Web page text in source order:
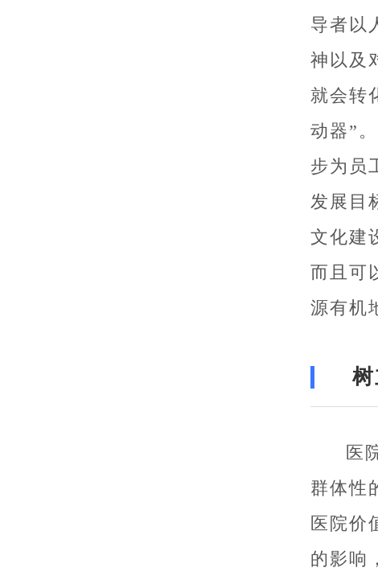
导者以
神以及
就会转
动器”
步为员
发展目
文化建
而且可
源有机
医
群体性
医院价
的影响